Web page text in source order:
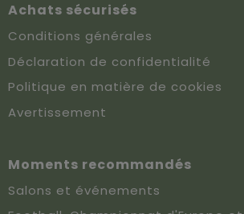
Achats sécurisés
Conditions générales
Déclaration de confidentialité
Politique en matière de cookies
Avertissement
Moments recommandés
Salons et événements